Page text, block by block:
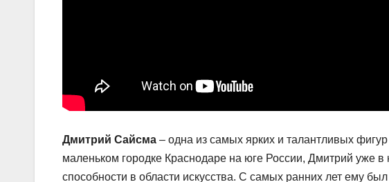
Дмитрий Сайсма – одна из самых ярких и талантливых
маленьком городке Краснодаре на юге России, Дмитрий уже
способности в области искусства. С самых ранних лет ему